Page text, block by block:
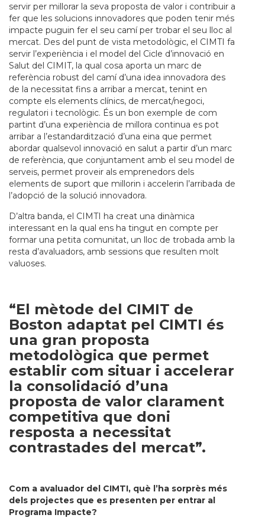
servir per millorar la seva proposta de valor i contribuir a
fer que les solucions innovadores que poden tenir més
impacte puguin fer el seu camí per trobar el seu lloc al
mercat. Des del punt de vista metodològic, el CIMTI fa
servir l’experiència i el model del Cicle d’innovació en
Salut del CIMIT, la qual cosa aporta un marc de
referència robust del camí d’una idea innovadora des
de la necessitat fins a arribar a mercat, tenint en
compte els elements clínics, de mercat/negoci,
regulatori i tecnològic. És un bon exemple de com
partint d’una experiència de millora continua es pot
arribar a l’estandardització d’una eina que permet
abordar qualsevol innovació en salut a partir d’un marc
de referència, que conjuntament amb el seu model de
serveis, permet proveir als emprenedors dels
elements de suport que millorin i accelerin l’arribada de
l’adopció de la solució innovadora.
D’altra banda, el CIMTI ha creat una dinàmica
interessant en la qual ens ha tingut en compte per
formar una petita comunitat, un lloc de trobada amb la
resta d’avaluadors, amb sessions que resulten molt
valuoses.
“El mètode del CIMIT de
Boston adaptat pel CIMTI és
una gran proposta
metodològica que permet
establir com situar i accelerar
la consolidació d’una
proposta de valor clarament
competitiva que doni
resposta a necessitat
contrastades del mercat”.
Com a avaluador del CIMTI, què l’ha sorprès més
dels projectes que es presenten per entrar al
Programa Impacte?